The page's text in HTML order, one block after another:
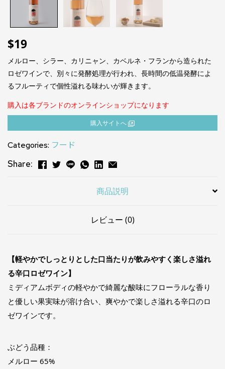
$19
メルロー、シラー、カリニャン、カベルネ・フランから造られた
ロゼワインで、別々に発酵処理が行われ、長時間の低温発酵によ
るフルーティで個性溢れる味わいが輝きます。
購入は各ブランドのオンラインショップになります
購⼊サイトへ
Categories: フード
Share:
商品説明
レビュー (0)
【軽やかでしっとりとした口当たりが飲みやすく楽しさ溢れ
る辛口ロゼワイン】
ミディアムボディの軽やかで綺麗な酸味にフローラルな香り
と優しい果実味が溶け合い、爽やかで楽しさ溢れる辛口のロ
ゼワインです。
ぶどう品種：
メルロー 65%